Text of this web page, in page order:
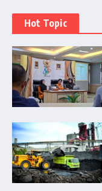
Hot Topic